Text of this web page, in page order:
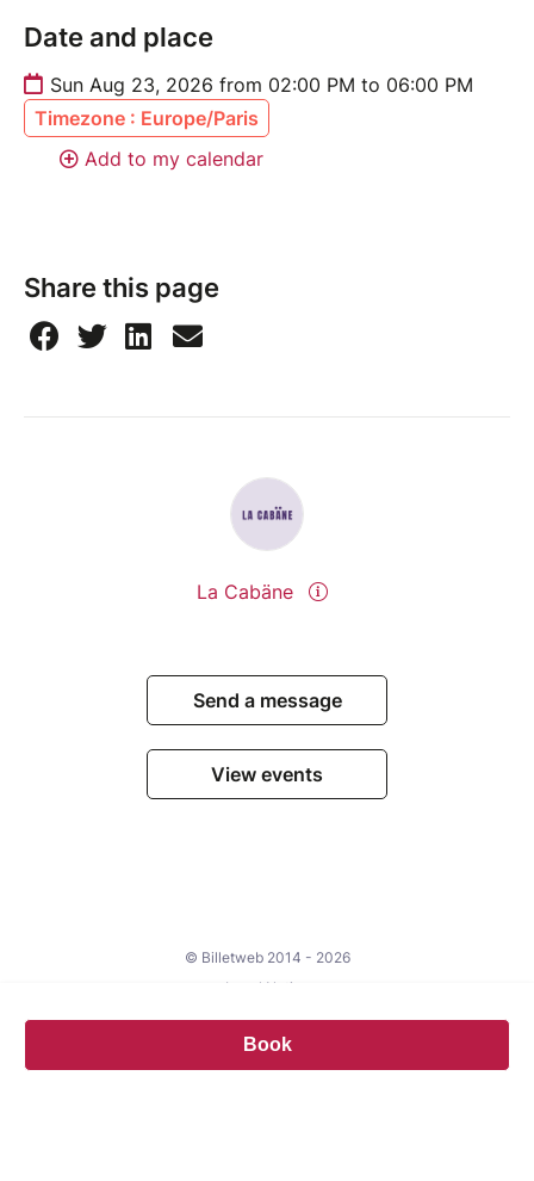
Date and place
Sun Aug 23, 2026 from 02:00 PM to 06:00 PM
Timezone : Europe/Paris
Add to my calendar
Share this page
La Cabäne
Send a message
View events
© Billetweb 2014 - 2026
Legal Notice
Report this page
Contact us
Book